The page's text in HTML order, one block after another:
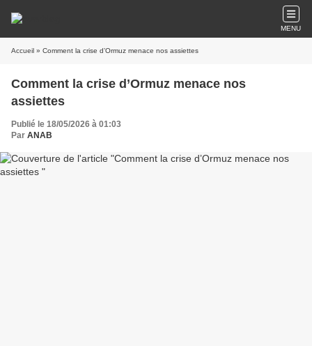
MENU
Accueil » Comment la crise d’Ormuz menace nos assiettes
Comment la crise d’Ormuz menace nos
assiettes
Publié le 18/05/2026 à 01:03
Par ANAB